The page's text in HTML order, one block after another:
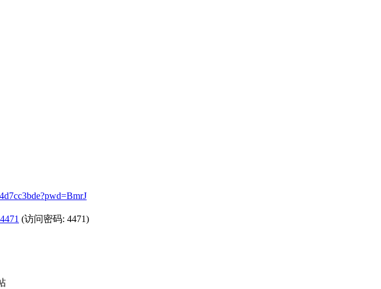
(访问密码: 4471)